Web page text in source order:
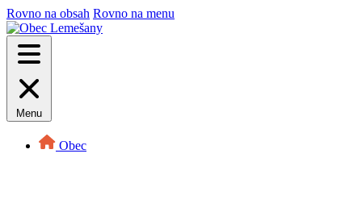
Rovno na obsah Rovno na menu
Menu
Obec